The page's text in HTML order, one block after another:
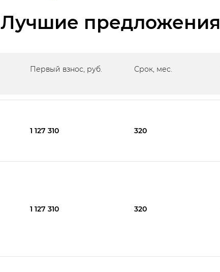
Лучшие предложения
Первый взнос, руб. Срок, мес.
1 127 310 320
1 127 310 320